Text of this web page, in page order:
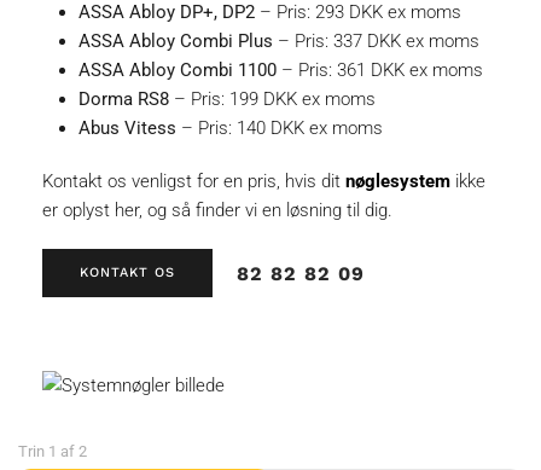
ASSA Abloy DP+, DP2 – Pris: 293 DKK ex moms
ASSA Abloy Combi Plus – Pris: 337 DKK ex moms
ASSA Abloy Combi 1100 – Pris: 361 DKK ex moms
Dorma RS8 – Pris: 199 DKK ex moms
Abus Vitess – Pris: 140 DKK ex moms
Kontakt os venligst for en pris, hvis dit nøglesystem ikke
er oplyst her, og så finder vi en løsning til dig.
KONTAKT OS 82 82 82 09
Trin 1 af 2